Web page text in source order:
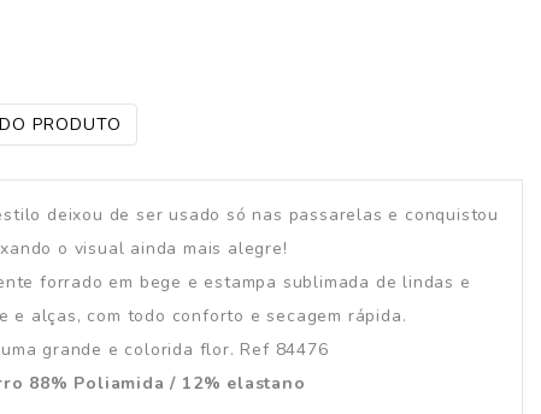
PRODUTO
deixou de ser usado só nas passarelas e conquistou
o visual ainda mais alegre!
forrado em bege e estampa sublimada de lindas e
e alças, com todo conforto e secagem rápida.
grande e colorida flor. Ref 84476
88% Poliamida / 12% elastano